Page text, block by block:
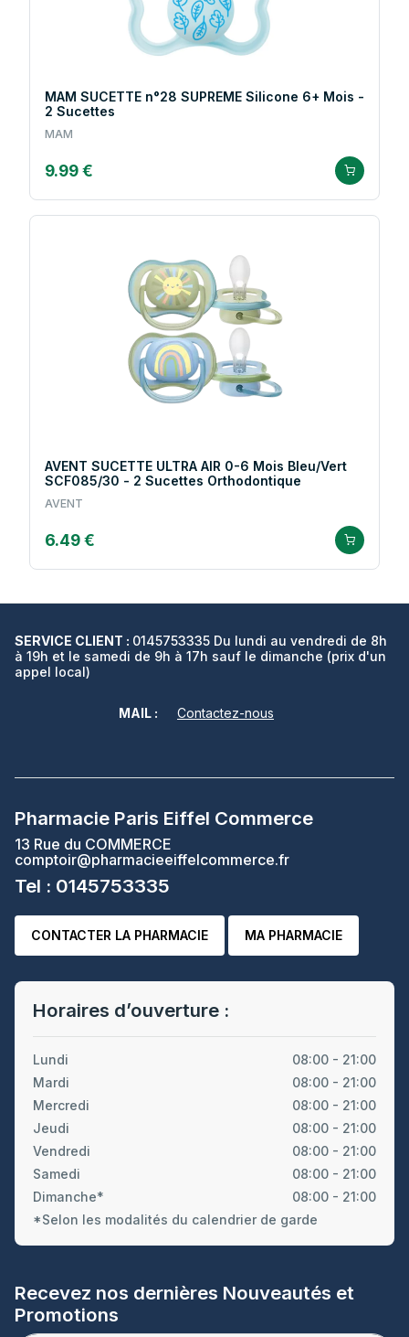
MAM SUCETTE n°28 SUPREME Silicone 6+ Mois -
2 Sucettes
MAM
9.99 €
AVENT SUCETTE ULTRA AIR 0-6 Mois Bleu/Vert
SCF085/30 - 2 Sucettes Orthodontique
AVENT
6.49 €
SERVICE CLIENT : 0145753335 Du lundi au vendredi de 8h
à 19h et le samedi de 9h à 17h sauf le dimanche (prix d'un
appel local)
MAIL : Contactez-nous
Pharmacie Paris Eiffel Commerce
13 Rue du COMMERCE
comptoir@pharmacieeiffelcommerce.fr
Tel : 0145753335
CONTACTER LA PHARMACIE MA PHARMACIE
Horaires d’ouverture :
Lundi
08:00 - 21:00
Mardi
08:00 - 21:00
Mercredi
08:00 - 21:00
Jeudi
08:00 - 21:00
Vendredi
08:00 - 21:00
Samedi
08:00 - 21:00
Dimanche*
08:00 - 21:00
*Selon les modalités du calendrier de garde
Recevez nos dernières Nouveautés et
Promotions